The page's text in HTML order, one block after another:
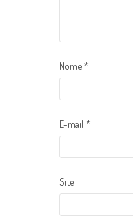
Nome *
E-mail *
Site